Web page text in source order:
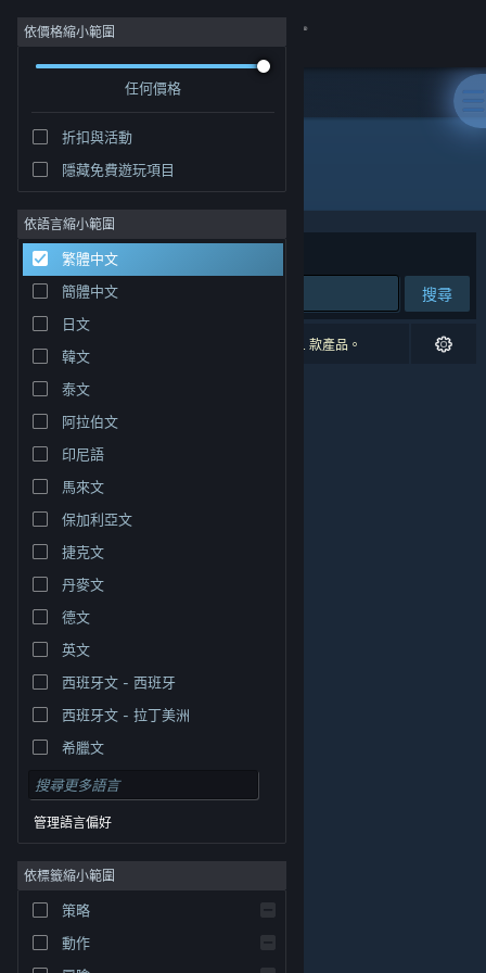
登入
社群
關於
客服
變更語言
取得 Steam 行動應用程式
檢視電腦版網頁
權人在美國與其它國家（地區）之財產。
Cookie
依價格縮小範圍
任何價格
折扣與活動
隱藏免費遊玩項目
依語言縮小範圍
繁體中文
簡體中文
日文
韓文
泰文
阿拉伯文
印尼語
馬來文
保加利亞文
捷克文
丹麥文
德文
英文
西班牙文 - 西班牙
西班牙文 - 拉丁美洲
希臘文
管理語言偏好
依標籤縮小範圍
策略
動作
發行商: Atreyu Games Pty. Ltd.
排序依據 相關性
搜尋
0 項相符的搜尋結果。 已根據您的偏好設定排除 1 款產品。